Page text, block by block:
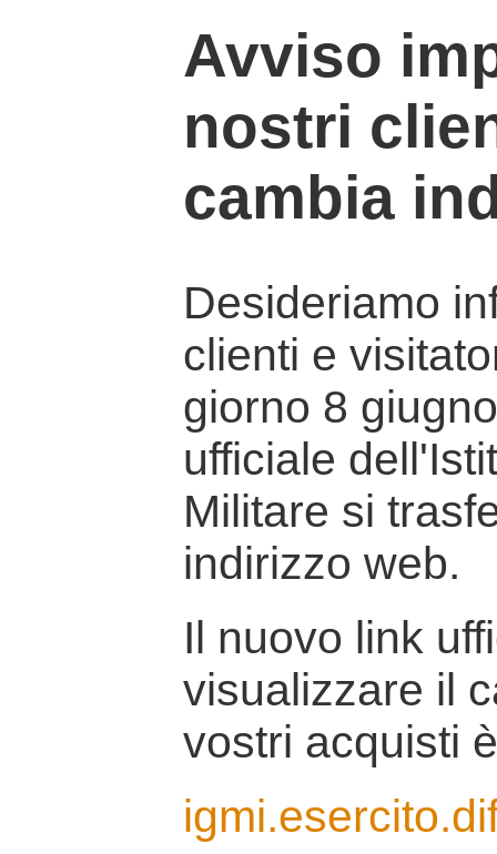
Avviso
nostri
cambia
Desideriamo
clienti e
giorno 8
ufficiale
Militare si
indirizzo web.
Il nuovo link
visualizzare il
vostri acquisti